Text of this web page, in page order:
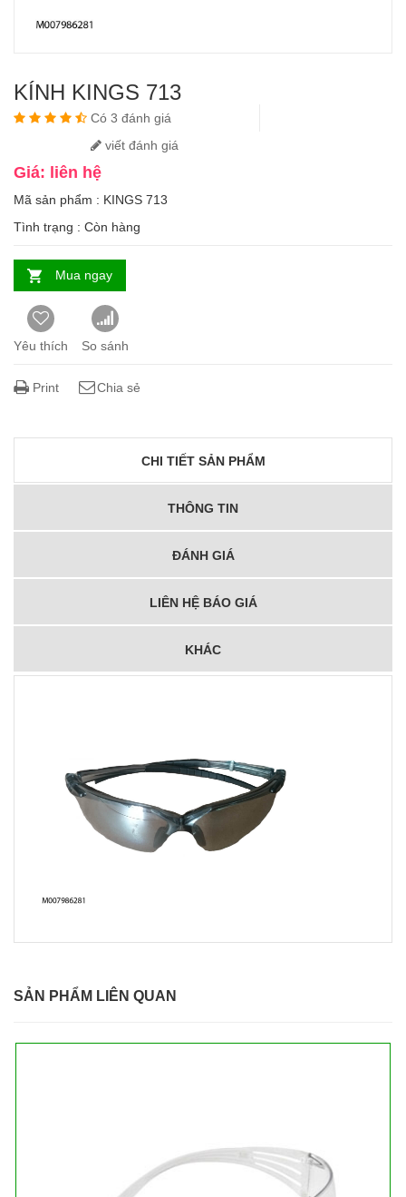
KÍNH KINGS 713
Có 3 đánh giá
viết đánh giá
Giá: liên hệ
Mã sản phẩm : KINGS 713
Tình trạng : Còn hàng
Mua ngay
Yêu thích So sánh
Print Chia sẻ
CHI TIẾT SẢN PHẨM
THÔNG TIN
ĐÁNH GIÁ
LIÊN HỆ BÁO GIÁ
KHÁC
SẢN PHẨM LIÊN QUAN